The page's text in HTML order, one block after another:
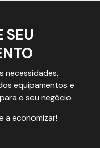
SEU
necessidades,
equipamentos e
o seu negócio.
a economizar!